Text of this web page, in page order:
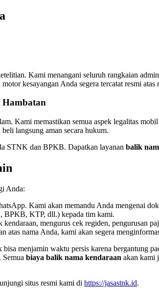
Kami menangani seluruh rangkaian
kesayangan Anda segera tercatat resmi atas
Hambatan
Kami memastikan semua aspek legalitas
langsung aman secara hukum.
STNK dan BPKB. Dapatkan layanan balik
Anda:
Kami akan memandu Anda mengenai
BPKB, KTP, dll.) kepada tim kami.
mengurus cek regiden, pengurusan
atas nama Anda, kami akan segera
menjamin waktu persis karena bergantung
Semua biaya balik nama kendaraan akan kami
situs resmi kami di https://jasastnk.id.